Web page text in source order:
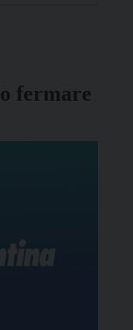
fermare